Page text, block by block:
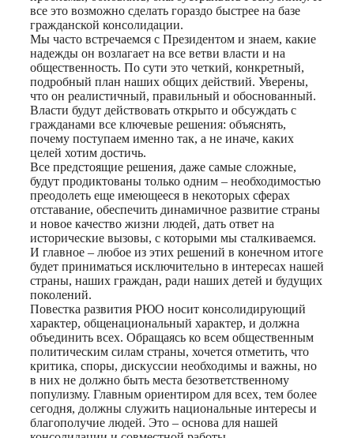
все это возможно сделать гораздо быстрее на базе
гражданской консолидации.
Мы часто встречаемся с Президентом и знаем, какие
надежды он возлагает на все ветви власти и на
общественность. По сути это четкий, конкретный,
подробный план наших общих действий. Уверены,
что он реалистичный, правильный и обоснованный.
Власти будут действовать открыто и обсуждать с
гражданами все ключевые решения: объяснять,
почему поступаем именно так, а не иначе, каких
целей хотим достичь.
Все предстоящие решения, даже самые сложные,
будут продиктованы только одним – необходимостью
преодолеть еще имеющееся в некоторых сферах
отставание, обеспечить динамичное развитие страны
и новое качество жизни людей, дать ответ на
исторические вызовы, с которыми мы сталкиваемся.
И главное – любое из этих решений в конечном итоге
будет приниматься исключительно в интересах нашей
страны, наших граждан, ради наших детей и будущих
поколений.
Повестка развития РЮО носит консолидирующий
характер, общенациональный характер, и должна
объединить всех. Обращаясь ко всем общественным
политическим силам страны, хочется отметить, что
критика, споры, дискуссии необходимы и важны, но
в них не должно быть места безответственному
популизму. Главным ориентиром для всех, тем более
сегодня, должны служить национальные интересы и
благополучие людей. Это – основа для нашей